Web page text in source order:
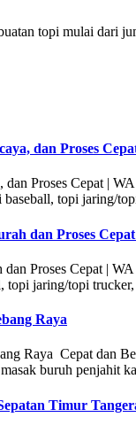
topi mulai dari
dan Proses
dan Proses Cepat |
baseball, topi
dan Proses Cepat
Proses Cepat |
topi jaring/topi
Raya
Raya Cepat dan
buruh penjahit
Timur